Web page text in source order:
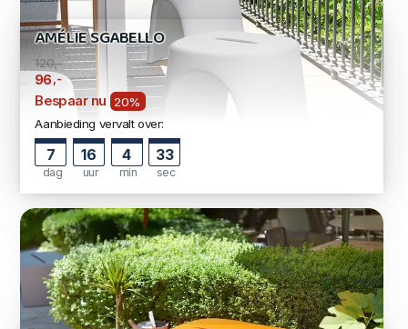
AMÉLIE SGABELLO
120,-
96,-
Bespaar nu
20%
Aanbieding vervalt over:
7
dag
16
uur
4
min
33
sec